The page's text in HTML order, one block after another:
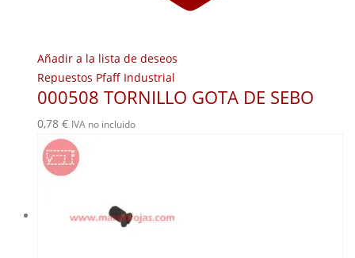
Añadir a la lista de deseos
Repuestos Pfaff Industrial
000508 TORNILLO GOTA DE SEBO
0,78 € IVA no incluido